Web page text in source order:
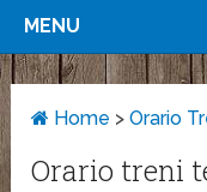
MENU
Home >Orario
Orario treni